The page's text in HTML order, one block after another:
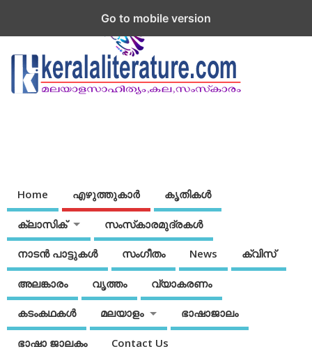
Home എഴുത്തുകാര്‍ കൃതികൾ
ക്ലാസിക് സംസ്‌കാരമുദ്രകള്‍
നാടന്‍ പാട്ടുകള്‍ സംഗീതം News ക്വിസ്
അലങ്കാരം വൃത്തം വ്യാകരണം
കടംകഥകള്‍ മലയാളം ഭാഷാജാലം
ഭാഷാ ജാലകം Contact Us
Go to mobile version